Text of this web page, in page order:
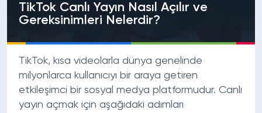
TikTok Canlı Yayın Nasıl Açılır ve
Gereksinimleri Nelerdir?
TikTok, kısa videolarla dünya genelinde
milyonlarca kullanıcıyı bir araya getiren
etkileşimci bir sosyal medya platformudur. Canlı
yayın açmak için aşağıdaki adımları